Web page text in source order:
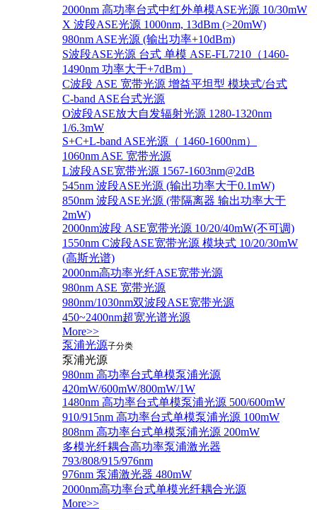
2000nm 高功率台式中红外单模ASE光源 10/30mW
X 波段ASE光源 1000nm, 13dBm (>20mW)
980nm ASE光源 (输出功率+10dBm)
S波段ASE光源 台式 单模 ASE-FL7210（1460-
1490nm 功率大于+7dBm）
C波段 ASE 宽带光源 增益平坦型 模块式/台式
C-band ASE台式光源
O波段ASE放大自发辐射光源 1280-1320nm
1/6.3mW
S+C+L-band ASE光源（ 1460-1600nm）
1060nm ASE 宽带光源
L波段ASE宽带光源 1567-1603nm@2dB
545nm 波段ASE光源 (输出功率大于0.1mW)
850nm 波段ASE光源 (带隔离器 输出功率大于
2mW)
2000nm波段 ASE宽带光源 10/20/40mW(不可调)
1550nm C波段ASE宽带光源 模块式 10/20/30mW
(高斯光谱)
2000nm高功率光纤ASE宽带光源
980nm ASE 宽带光源
980nm/1030nm双波段ASE宽带光源
450~2400nm超宽光谱光源
More>>
泵浦光源子分类
泵浦光源
980nm 高功率台式单模泵浦光源
420mW/600mW/800mW/1W
1480nm 高功率台式单模泵浦光源 500/600mW
910/915nm 高功率台式单模泵浦光源 100mW
808nm 高功率台式单模泵浦光源 200mW
多模光纤耦合高功率泵浦激光器
793/808/915/976nm
976nm 泵浦激光器 480mW
2000nm高功率台式单模光纤耦合光源
More>>